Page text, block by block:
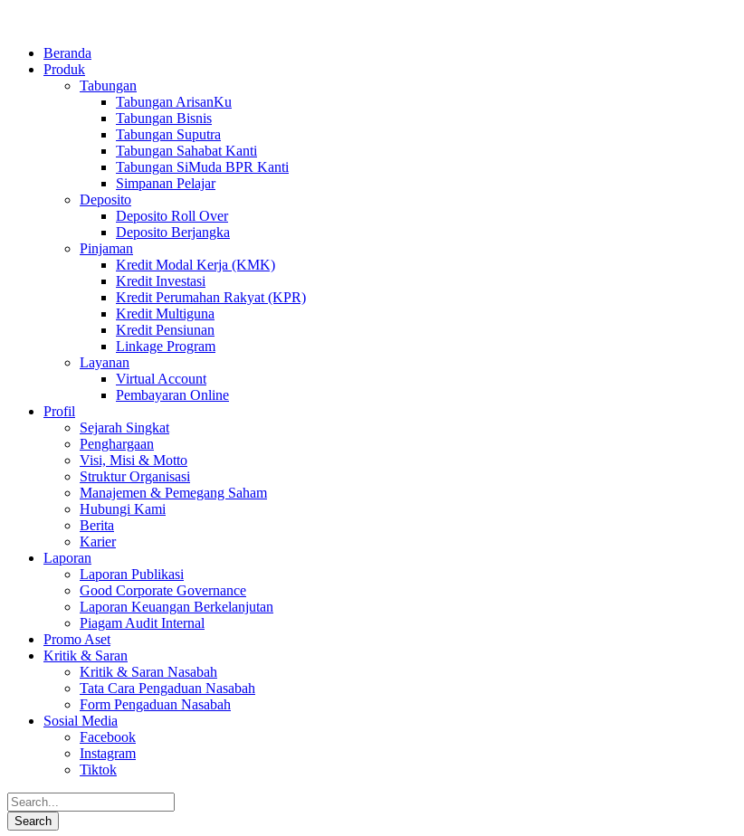
Beranda
Produk
Tabungan
Tabungan ArisanKu
Tabungan Bisnis
Tabungan Suputra
Tabungan Sahabat Kanti
Tabungan SiMuda BPR Kanti
Simpanan Pelajar
Deposito
Deposito Roll Over
Deposito Berjangka
Pinjaman
Kredit Modal Kerja (KMK)
Kredit Investasi
Kredit Perumahan Rakyat (KPR)
Kredit Multiguna
Kredit Pensiunan
Linkage Program
Layanan
Virtual Account
Pembayaran Online
Profil
Sejarah Singkat
Penghargaan
Visi, Misi & Motto
Struktur Organisasi
Manajemen & Pemegang Saham
Hubungi Kami
Berita
Karier
Laporan
Laporan Publikasi
Good Corporate Governance
Laporan Keuangan Berkelanjutan
Piagam Audit Internal
Promo Aset
Kritik & Saran
Kritik & Saran Nasabah
Tata Cara Pengaduan Nasabah
Form Pengaduan Nasabah
Sosial Media
Facebook
Instagram
Tiktok